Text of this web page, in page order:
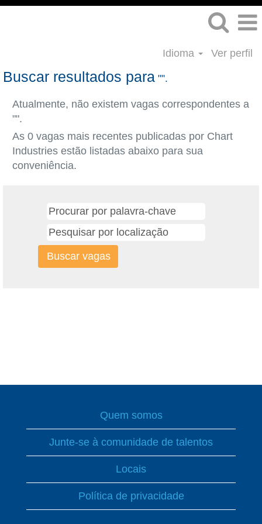
Idioma Ver perfil
Buscar resultados para "".
Atualmente, não existem vagas correspondentes a
"".
As 0 vagas mais recentes publicadas por Chart
Industries estão listadas abaixo para sua
conveniência.
Quem somos
Junte-se à comunidade de talentos
Locais
Política de privacidade